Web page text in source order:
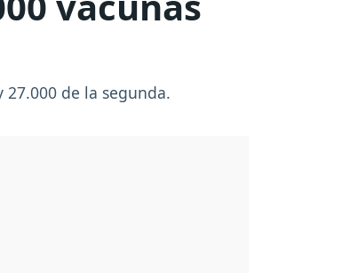
de la segunda.